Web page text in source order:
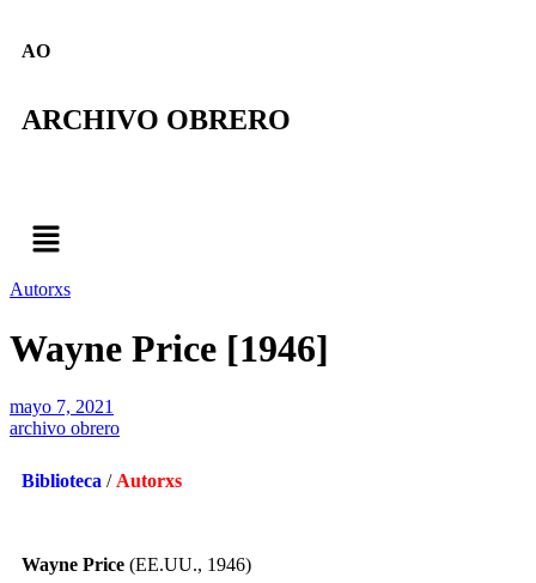
AO
ARCHIVO OBRERO
Autorxs
Wayne Price [1946]
mayo 7, 2021
archivo obrero
Biblioteca / Autorxs
Wayne Price (EE.UU., 1946)